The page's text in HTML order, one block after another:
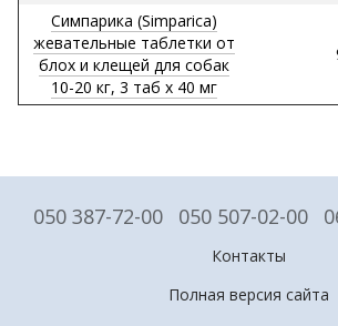
Симпарика (Simparica)
жевательные таблетки от
блох и клещей для собак
10-20 кг, 3 таб х 40 мг
050 387-72-00 050 507-02-00
Контакты
Полная версия сайта